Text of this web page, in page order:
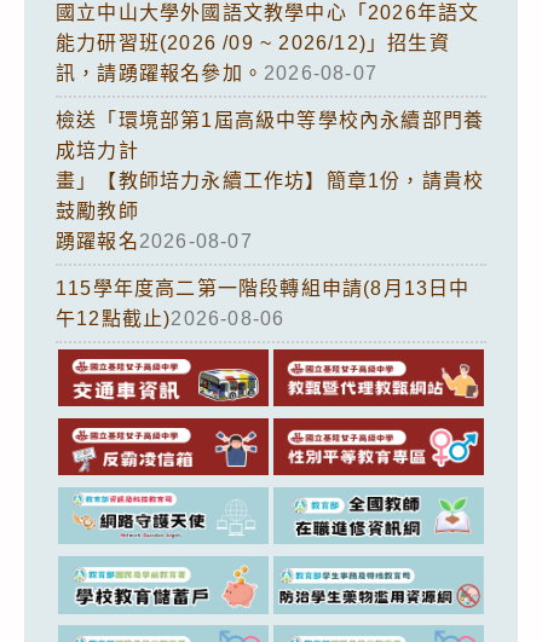
國立中山大學外國語文教學中心「2026年語文
能力研習班(2026 /09 ~ 2026/12)」招生資
訊，請踴躍報名參加。 2026-08-07
檢送「環境部第1屆高級中等學校內永續部門養
成培力計
畫」【教師培力永續工作坊】簡章1份，請貴校
鼓勵教師
踴躍報名2026-08-07
115學年度高二第一階段轉組申請(8月13日中
午12點截止)2026-08-06